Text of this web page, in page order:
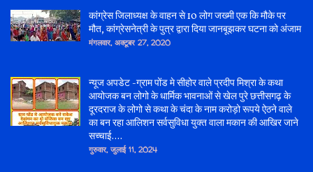
कांग्रेस जिलाध्यक्ष के वाहन से 10 लोग जख्मी एक कि मौके पर
मौत, कांग्रेसनेत्री के पुत्र द्वारा दिया जानबूझकर घटना को अंजाम
मंगलवार, अक्टूबर 27, 2020
न्यूज अपडेट -ग्राम पोंड मे सीहोर वाले प्रदीप मिश्रा के कथा
आयोजक बन लोगो के धार्मिक भावनाओं से खेल पुरे छत्तीसगढ़ के
दूरदराज के लोगो से कथा के चंदा के नाम करोड़ो रूपये ऐठने वाले
का बन रहा आलिशन सर्वसुविधा युक्त वाला मकान की आखिर जाने
सच्चाई....
गुरुवार, जुलाई 11, 2024